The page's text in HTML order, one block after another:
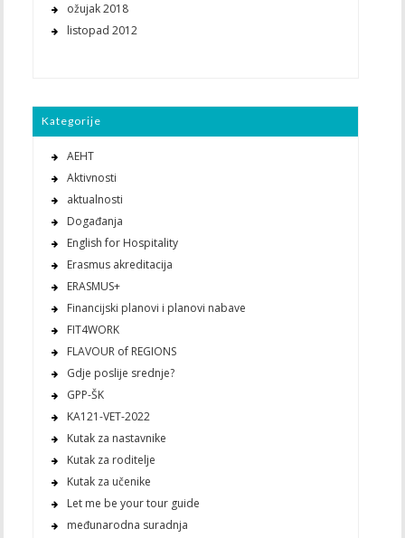
ožujak 2018
listopad 2012
Kategorije
AEHT
Aktivnosti
aktualnosti
Događanja
English for Hospitality
Erasmus akreditacija
ERASMUS+
Financijski planovi i planovi nabave
FIT4WORK
FLAVOUR of REGIONS
Gdje poslije srednje?
GPP-ŠK
KA121-VET-2022
Kutak za nastavnike
Kutak za roditelje
Kutak za učenike
Let me be your tour guide
međunarodna suradnja